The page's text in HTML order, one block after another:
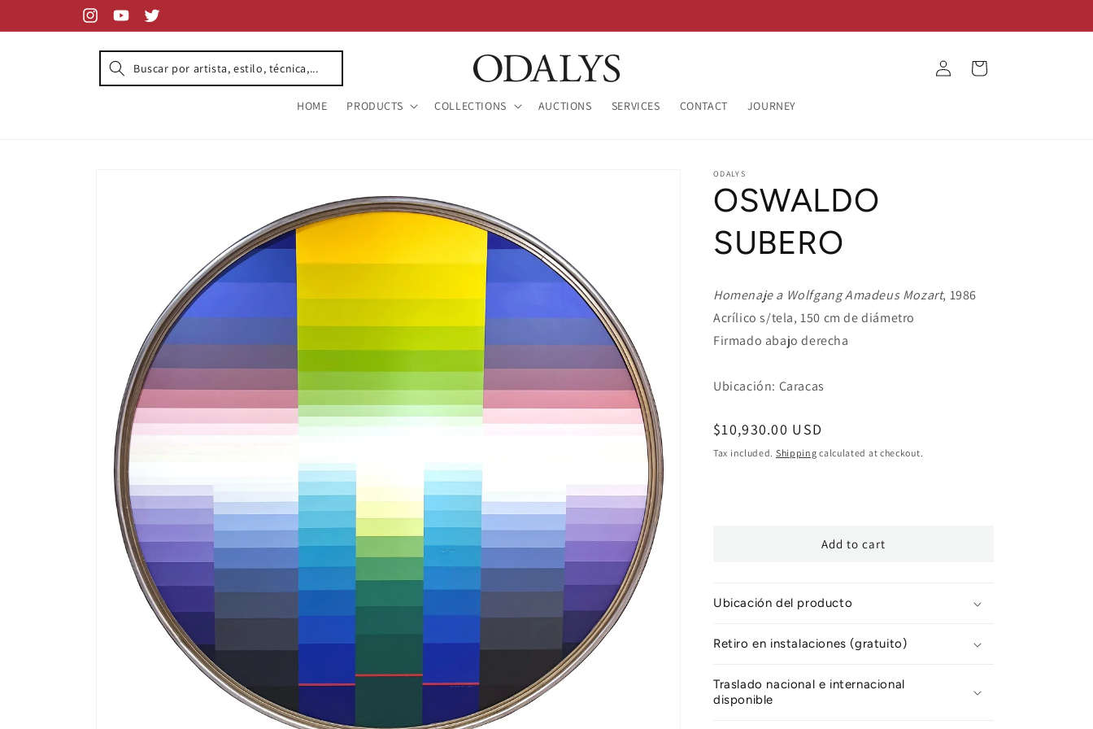
InstagramYouTubeTwitter
HOME PRODUCTS COLLECTIONS AUCTIONS SERVICES CONTACT JOURNEY
Log
in
Cart
ODALYS
OSWALDO
SUBERO
Homenaje a Wolfgang Amadeus Mozart, 1986
Acrílico s/tela, 150 cm de diámetro
Firmado abajo derecha
Ubicación: Caracas
Regular
price
$10,930.00 USD
Tax included. Shipping calculated at checkout.
Add to cart
Ubicación del producto
Retiro en instalaciones (gratuito)
Traslado nacional e internacional
disponible